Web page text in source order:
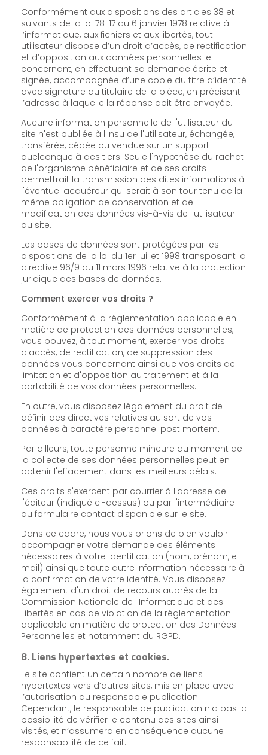
Conformément aux dispositions des articles 38 et
suivants de la loi 78-17 du 6 janvier 1978 relative à
l’informatique, aux fichiers et aux libertés, tout
utilisateur dispose d’un droit d’accès, de rectification
et d’opposition aux données personnelles le
concernant, en effectuant sa demande écrite et
signée, accompagnée d’une copie du titre d’identité
avec signature du titulaire de la pièce, en précisant
l’adresse à laquelle la réponse doit être envoyée.
Aucune information personnelle de l'utilisateur du
site n'est publiée à l'insu de l'utilisateur, échangée,
transférée, cédée ou vendue sur un support
quelconque à des tiers. Seule l'hypothèse du rachat
de l'organisme bénéficiaire et de ses droits
permettrait la transmission des dites informations à
l'éventuel acquéreur qui serait à son tour tenu de la
même obligation de conservation et de
modification des données vis-à-vis de l'utilisateur
du site.
Les bases de données sont protégées par les
dispositions de la loi du 1er juillet 1998 transposant la
directive 96/9 du 11 mars 1996 relative à la protection
juridique des bases de données.
Comment exercer vos droits ?
Conformément à la réglementation applicable en
matière de protection des données personnelles,
vous pouvez, à tout moment, exercer vos droits
d'accès, de rectification, de suppression des
données vous concernant ainsi que vos droits de
limitation et d'opposition au traitement et à la
portabilité de vos données personnelles.
En outre, vous disposez légalement du droit de
définir des directives relatives au sort de vos
données à caractère personnel post mortem.
Par ailleurs, toute personne mineure au moment de
la collecte de ses données personnelles peut en
obtenir l'effacement dans les meilleurs délais.
Ces droits s'exercent par courrier à l'adresse de
l'éditeur (indiqué ci-dessus) ou par l'intermédiaire
du formulaire contact disponible sur le site.
Dans ce cadre, nous vous prions de bien vouloir
accompagner votre demande des éléments
nécessaires à votre identification (nom, prénom, e-
mail) ainsi que toute autre information nécessaire à
la confirmation de votre identité. Vous disposez
également d'un droit de recours auprès de la
Commission Nationale de l'Informatique et des
Libertés en cas de violation de la réglementation
applicable en matière de protection des Données
Personnelles et notamment du RGPD.
8. Liens hypertextes et cookies.
Le site contient un certain nombre de liens
hypertextes vers d’autres sites, mis en place avec
l’autorisation du responsable publication.
Cependant, le responsable de publication n'a pas la
possibilité de vérifier le contenu des sites ainsi
visités, et n’assumera en conséquence aucune
responsabilité de ce fait.